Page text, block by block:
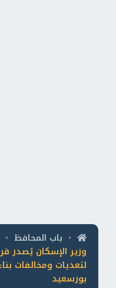
• باب المحافظ •
وزير الإسكان يُصدر
لتعديات ومخالفات
بورسعيد